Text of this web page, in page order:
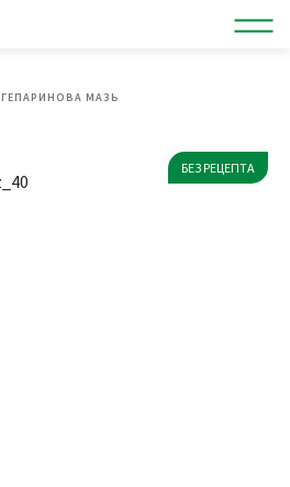
ГЕПАРИНОВА МАЗЬ
БЕЗ РЕЦЕПТА